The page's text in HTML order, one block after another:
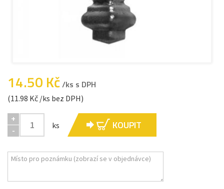
14.50 Kč/ks s DPH
(11.98 Kč /ks bez DPH)
+
-
ks KOUPIT